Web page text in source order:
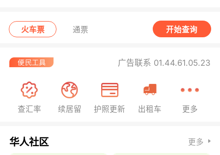
火车票 通票 开始查询
广告联系 01.44.61.05.23
查汇率 续居留 护照更新 出租车 更多
华人社区 更多